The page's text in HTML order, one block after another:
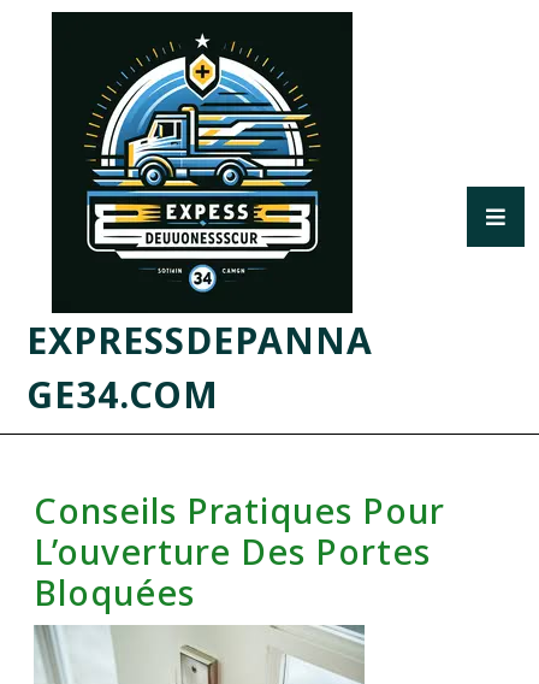
EXPRESSDEPANNA
GE34.COM
Conseils Pratiques Pour
L’ouverture Des Portes
Bloquées